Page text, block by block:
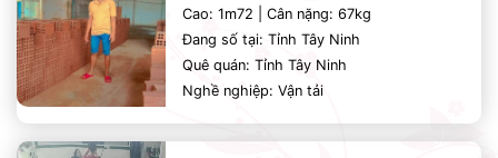
Cao: 1m72 | Cân nặng: 67kg
Đang số tại: Tỉnh Tây Ninh
Quê quán: Tỉnh Tây Ninh
Nghề nghiệp: Vận tải